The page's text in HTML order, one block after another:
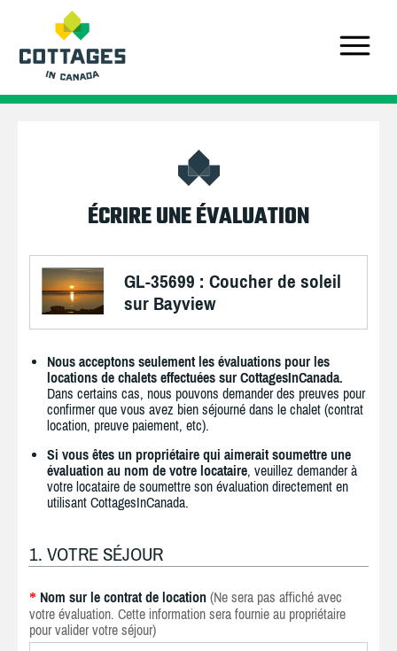
ÉCRIRE UNE ÉVALUATION
GL-35699 : Coucher de soleil
sur Bayview
Nous acceptons seulement les évaluations pour les
locations de chalets effectuées sur CottagesInCanada.
Dans certains cas, nous pouvons demander des preuves pour
confirmer que vous avez bien séjourné dans le chalet (contrat
location, preuve paiement, etc).
Si vous êtes un propriétaire qui aimerait soumettre une
évaluation au nom de votre locataire, veuillez demander à
votre locataire de soumettre son évaluation directement en
utilisant CottagesInCanada.
1. VOTRE SÉJOUR
* Nom sur le contrat de location (Ne sera pas affiché avec
votre évaluation. Cette information sera fournie au propriétaire
pour valider votre séjour)